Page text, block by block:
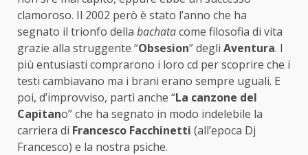
clamoroso. Il 2002 però è stato l’anno che ha
segnato il trionfo della bachatacome filosofia di vita
grazie alla struggente “Obsesion” degli Aventura. I
più entusiasti comprarono i loro cd per scoprire che i
testi cambiavano ma i brani erano sempre uguali. E
poi, d’improvviso, partì anche “La canzone del
Capitano” che ha segnato in modo indelebile la
carriera di Francesco Facchinetti (all’epoca Dj
Francesco) e la nostra psiche.